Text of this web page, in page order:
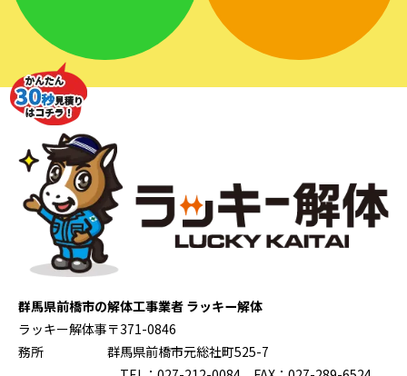
群馬県前橋市の解体工事業者 ラッキー解体
ラッキー解体事
務所
〒371-0846
群馬県前橋市元総社町525-7